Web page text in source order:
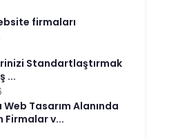
firmaları
Standartlaştırmak
...
Tasarım Alanında
Firmalar v...